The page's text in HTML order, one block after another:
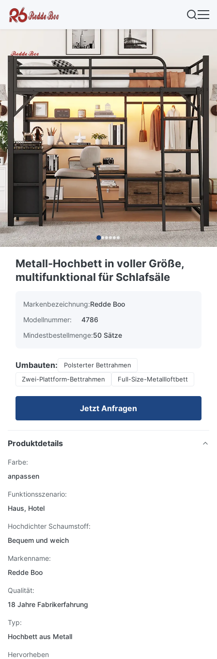
Metall-Hochbett in voller Größe,
multifunktional für Schlafsäle
Markenbezeichnung:Redde Boo
Modellnummer:
4786
Mindestbestellmenge:50 Sätze
Umbauten:
Polsterter Bettrahmen
Zwei-Plattform-Bettrahmen
Full-Size-Metallloftbett
Jetzt Anfragen
Produktdetails
Farbe:
anpassen
Funktionsszenario:
Haus, Hotel
Hochdichter Schaumstoff:
Bequem und weich
Markenname:
Redde Boo
Qualität:
18 Jahre Fabrikerfahrung
Typ:
Hochbett aus Metall
Hervorheben